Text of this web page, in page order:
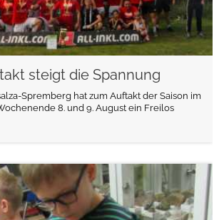
steigt die Spannung
Spremberg hat zum Auftakt der Saison im
8. und 9. August ein Freilos
weiterlesen